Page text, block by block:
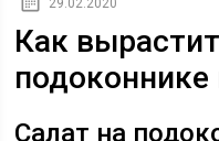
29.02.2020
Как
подоконнике
Салат на